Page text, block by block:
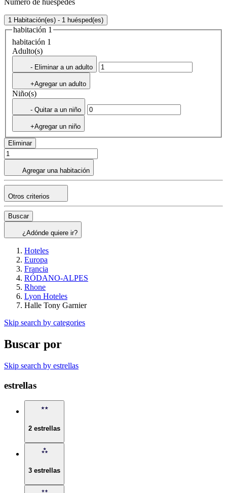
Número de huéspedes
1 Habitación(es) - 1 huésped(es)
habitación 1
habitación 1
Adulto(s)
- Eliminar a un adulto
+Agregar un adulto
Niño(s)
- Quitar a un niño
+Agregar un niño
Eliminar
Agregar una habitación
Otros criterios
Buscar
¿Adónde quiere ir?
Hoteles
Europa
Francia
RÓDANO-ALPES
Rhone
Lyon Hoteles
Halle Tony Garnier
Skip search by categories
Buscar por
Skip search by estrellas
estrellas
2 estrellas
3 estrellas